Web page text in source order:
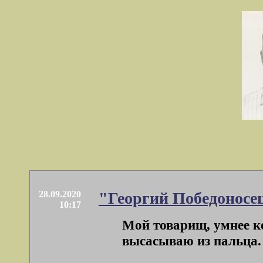
28.09.2020
10:17
"Георгий
Мой товарищ, умнее
высасываю из пальца.